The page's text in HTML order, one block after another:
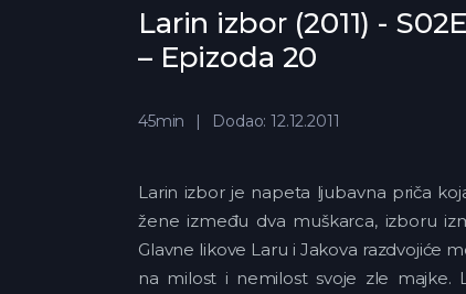
Larin izbor (2011) -
– Epizoda 20
45min Dodao: 12.12.2011
Larin izbor je napeta ljubavna priča
žene između dva muškarca, izboru
Glavne likove Laru i Jakova razdvojiće
na milost i nemilost svoje zle majke.